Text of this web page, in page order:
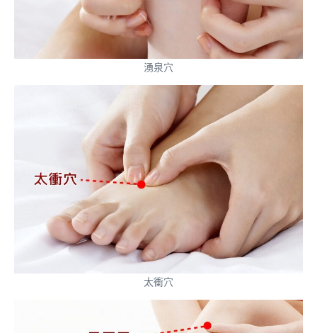
湧泉穴
太衝穴